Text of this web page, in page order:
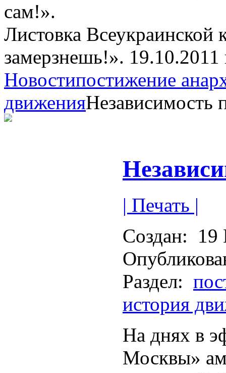
сам!».
Листовка Всеукраинской
замерзнешь!». 19.10.2011
Новостипостижение
движенияНезависимость
| Печать |
Создан:
19
Раздел:
история
На днях в
Москвы»